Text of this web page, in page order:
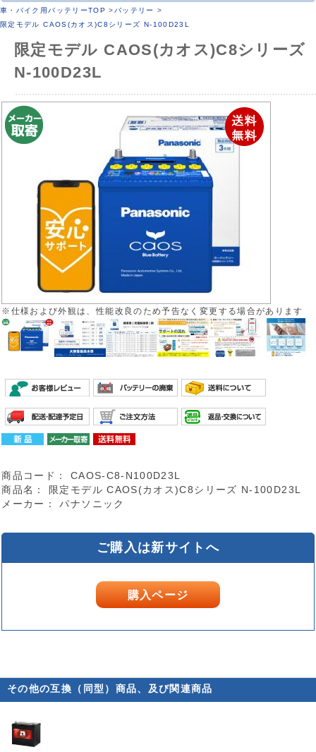
車・バイク用バッテリーTOP >バッテリー
>
限定モデル CAOS(カオス)C8シリーズ N-100D23L
限定モデル CAOS(カオス)C8シリーズ
N-100D23L
※仕様および外観は、性能改良のため予告なく変更する場合があります
商品コード：
CAOS-C8-N100D23L
商品名：
限定モデル CAOS(カオス)C8シリーズ N-100D23L
メーカー：
パナソニック
ご購入は新サイトへ
購入ページ
その他の互換（同型）商品、及び関連商品